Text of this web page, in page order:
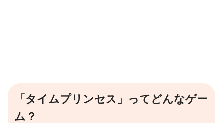
「タイムプリンセス」ってどんなゲー
ム？